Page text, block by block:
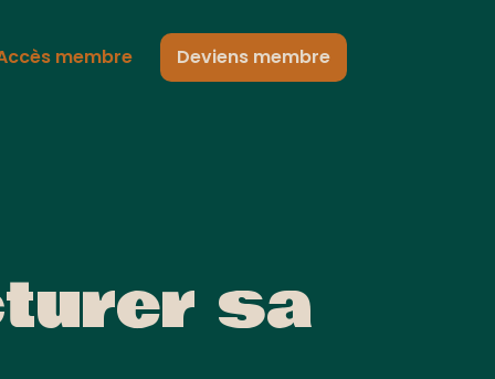
membre Deviens membre
sa